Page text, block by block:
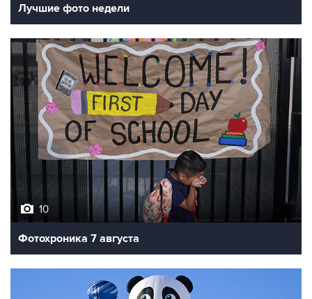
Лучшие фото недели
10
Фотохроника 7 августа